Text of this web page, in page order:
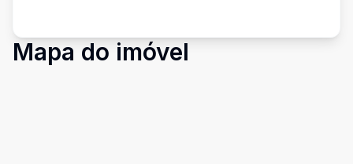
Mapa do imóvel